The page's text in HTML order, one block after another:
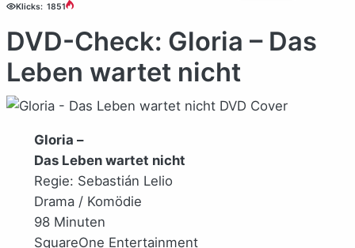
Klicks: 1851
DVD-Check: Gloria – Das
Leben wartet nicht
Gloria –
Das Leben wartet nicht
Regie: Sebastián Lelio
Drama / Komödie
98 Minuten
SquareOne Entertainment